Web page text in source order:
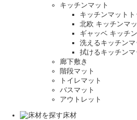
キッチンマット
キッチンマット
北欧 キッチンマ
ギャッベ キッチ
洗えるキッチンマ
拭けるキッチンマ
廊下敷き
階段マット
トイレマット
バスマット
アウトレット
床材